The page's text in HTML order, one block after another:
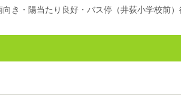
き・陽当たり良好・バス停（井荻小学校前